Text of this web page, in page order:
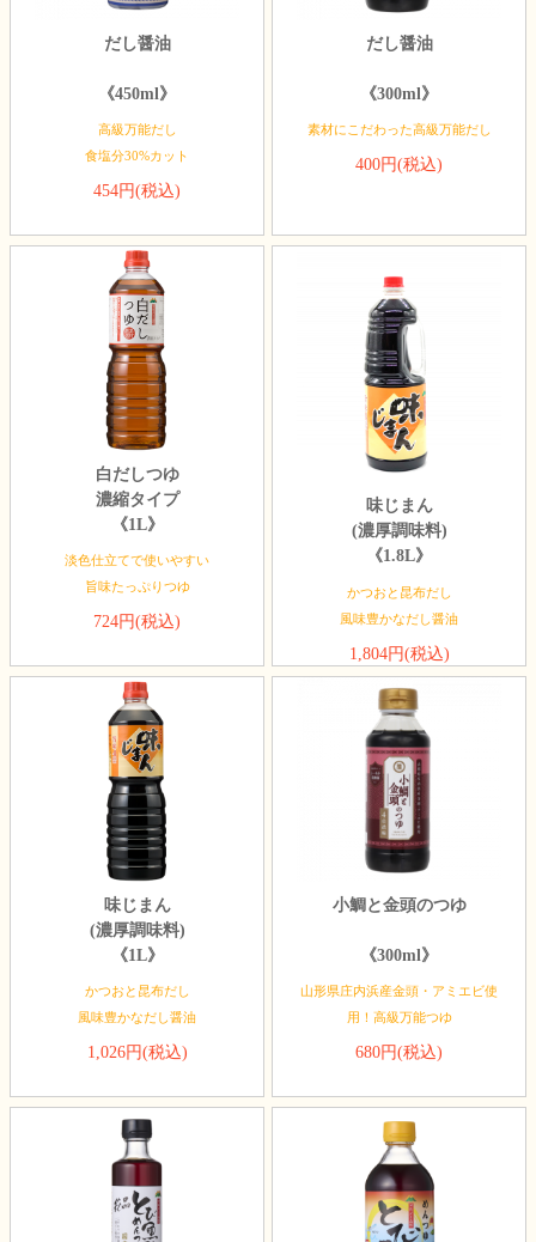
だし醤油
《450ml》
高級万能だし
食塩分30%カット
454円(税込)
だし醤油
《300ml》
素材にこだわった高級万能だし
400円(税込)
白だしつゆ
濃縮タイプ
《1L》
淡色仕立てで使いやすい
旨味たっぷりつゆ
724円(税込)
味じまん
(濃厚調味料)
《1.8L》
かつおと昆布だし
風味豊かなだし醤油
1,804円(税込)
味じまん
(濃厚調味料)
《1L》
かつおと昆布だし
風味豊かなだし醤油
1,026円(税込)
小鯛と金頭のつゆ
《300ml》
山形県庄内浜産金頭・アミエビ使
用！高級万能つゆ
680円(税込)